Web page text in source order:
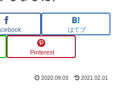
はてブ
Pinterest
2020.09.03 2021.02.01